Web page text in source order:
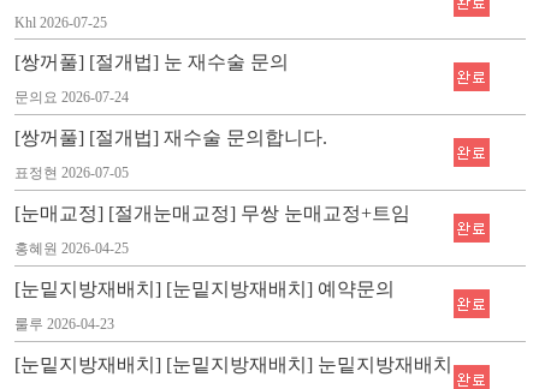
Khl 2026-07-25
[쌍꺼풀] [절개법] 눈 재수술 문의
문의요 2026-07-24
[쌍꺼풀] [절개법] 재수술 문의합니다.
표정현 2026-07-05
[눈매교정] [절개눈매교정] 무쌍 눈매교정+트임
홍혜원 2026-04-25
[눈밑지방재배치] [눈밑지방재배치] 예약문의
룰루 2026-04-23
[눈밑지방재배치] [눈밑지방재배치] 눈밑지방재배치